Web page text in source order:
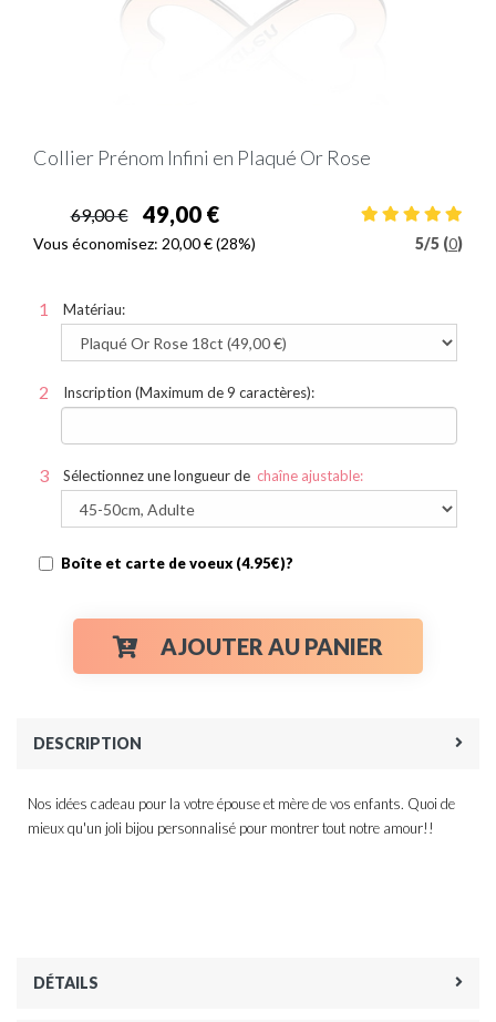
Collier Prénom Infini en Plaqué Or Rose
69,00 € 49,00 €
Vous économisez: 20,00 €(28%) 5/5 (0)
Matériau:
Inscription (Maximum de 9 caractères):
Sélectionnez une longueur de chaîne ajustable:
Boîte et carte de voeux (4.95€)?
AJOUTER AU PANIER
DESCRIPTION
Nos idées cadeau pour la votre épouse et mère de vos enfants. Quoi de
mieux qu'un joli bijou personnalisé pour montrer tout notre amour!!
DÉTAILS